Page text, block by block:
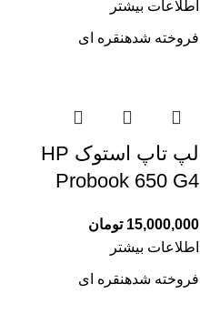
اطلاعات بیشتر
فروخته شدهنقره ای
لپ تاپ استوک HP
Probook 650 G4
15,000,000 تومان
اطلاعات بیشتر
فروخته شدهنقره ای